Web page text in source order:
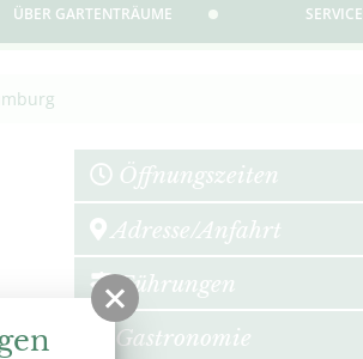
ÜBER GARTENTRÄUME SERVICE
Öffnungszeiten
Adresse/Anfahrt
Führungen
Gastronomie